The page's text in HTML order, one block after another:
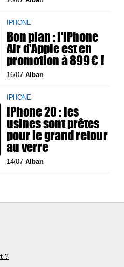
IPHONE
Bon plan : l'iPhone
Air d'Apple est en
promotion à 899 € !
16/07Alban
IPHONE
iPhone 20 : les
usines sont prêtes
pour le grand retour
au verre
14/07Alban
?